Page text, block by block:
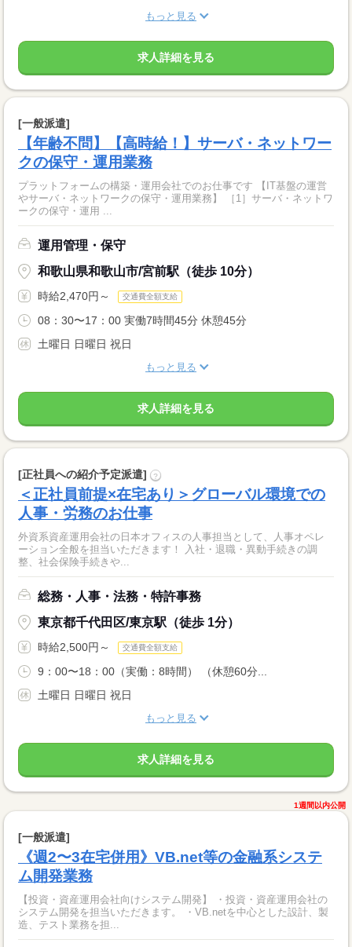
もっと見る
求人詳細を見る
[一般派遣]
【年齢不問】【高時給！】サーバ・ネットワー
クの保守・運用業務
プラットフォームの構築・運用会社でのお仕事です 【IT基盤の運営
やサーバ・ネットワークの保守・運用業務】 ［1］サーバ・ネットワ
ークの保守・運用 ...
運用管理・保守
和歌山県和歌山市/宮前駅（徒歩 10分）
時給2,470円～ 交通費全額支給
08：30〜17：00 実働7時間45分 休憩45分
土曜日 日曜日 祝日
もっと見る
求人詳細を見る
[正社員への紹介予定派遣] ?
＜正社員前提×在宅あり＞グローバル環境での
人事・労務のお仕事
外資系資産運用会社の日本オフィスの人事担当として、人事オペレ
ーション全般を担当いただきます！ 入社・退職・異動手続きの調
整、社会保険手続きや...
総務・人事・法務・特許事務
東京都千代田区/東京駅（徒歩 1分）
時給2,500円～ 交通費全額支給
9：00〜18：00（実働：8時間） （休憩60分...
土曜日 日曜日 祝日
もっと見る
求人詳細を見る
1週間以内公開
[一般派遣]
《週2〜3在宅併用》VB.net等の金融系システ
ム開発業務
【投資・資産運用会社向けシステム開発】 ・投資・資産運用会社の
システム開発を担当いただきます。 ・VB.netを中心とした設計、製
造、テスト業務を担...